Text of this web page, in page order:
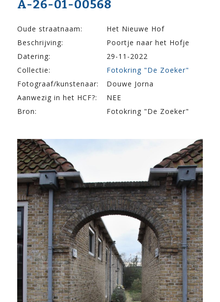
A-26-01-00568
Oude straatnaam:
Het Nieuwe Hof
Beschrijving:
Poortje naar het Hofje
Datering:
29-11-2022
Collectie:
Fotokring "De Zoeker"
Fotograaf/kunstenaar:
Douwe Jorna
Aanwezig in het HCF?:
NEE
Bron:
Fotokring "De Zoeker"